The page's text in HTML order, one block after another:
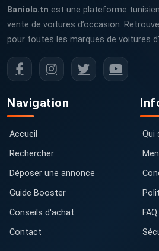
Baniola.tn est une plateforme
vente de voitures d’occasion.
pour toutes les marques de voitures
Navigation
Accueil
Rechercher
Déposer une annonce
Guide Booster
Conseils d'achat
Contact
Qui
FAQ